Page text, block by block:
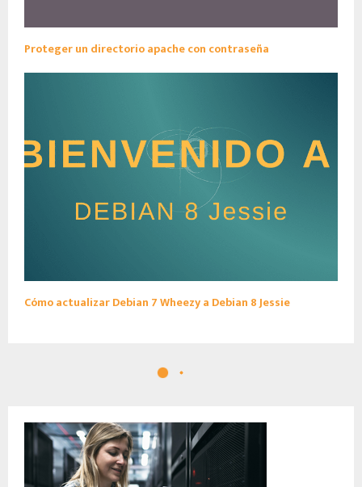
Proteger un directorio apache con contraseña
Cómo actualizar Debian 7 Wheezy a Debian 8 Jessie